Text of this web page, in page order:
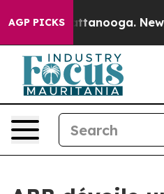
AGP PICKS
in Chattanooga.